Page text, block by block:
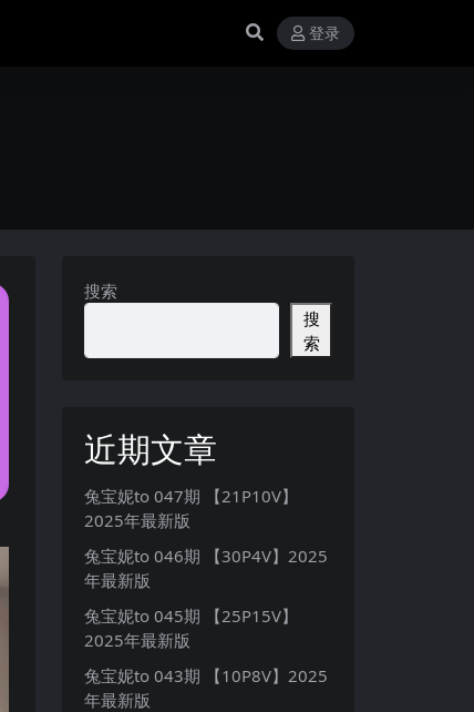
登录
搜索
搜
索
近期文章
兔宝妮to 047期 【21P10V】
2025年最新版
兔宝妮to 046期 【30P4V】2025
年最新版
兔宝妮to 045期 【25P15V】
2025年最新版
兔宝妮to 043期 【10P8V】2025
年最新版